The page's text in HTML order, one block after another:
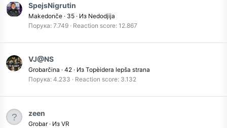
SpejsNigrutin
Makedonče · 35 · Из Nedodjija
Порука 7.749 Reaction score 12.867
VJ@NS
Grobarčina · 42 · Из Topèidera lepša strana
Порука 4.233 Reaction score 3.132
zeen
Grobar · Из VR